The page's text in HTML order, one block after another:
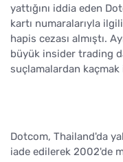
yattığını iddia eden
kartı numaralarıyla
hapis cezası almıştı.
büyük insider trading
suçlamalardan
Dotcom, Thailand'da
iade edilerek 2002'de